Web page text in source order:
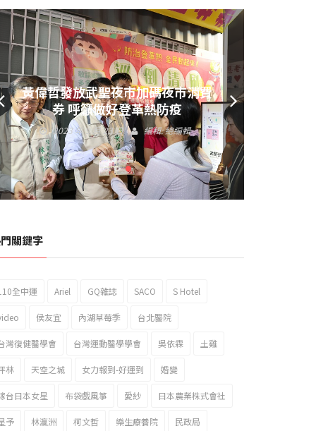
黃偉哲發放武聖夜市加碼夜市消費
券 呼籲做好登革熱防疫
2023 年 9 月 23 日 編輯:總編輯
關鍵字
全中運 Ariel GQ雜誌 SACO S Hotel
侯友宜 內湖草莓季 台北醫院
灣復健醫學會 台灣運動醫學學會 吳依霖 土雞
林 天空之城 女力報到-好運到 婚變
台日本女星 布袋戲風箏 愛紗 日本農業株式會社
予 林瀛洲 柯文哲 樂生療養院 民政局